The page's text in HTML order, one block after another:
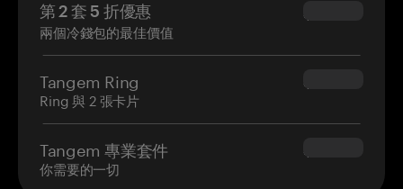
第 2 套 5 折優惠
兩個冷錢包的最佳價值
$34.95
Tangem Ring
Ring 與 2 張卡片
$160.00
Tangem 專業套件
你需要的一切
$180.00